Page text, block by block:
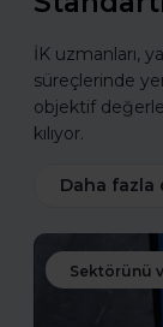
İK uzmanları,
süreçlerinde
objektif
kılıyor.
Daha fazla
Sektörünü